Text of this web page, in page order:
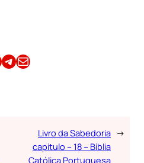
Share this article on TelegramEmail this Article
Livro da Sabedoria
capitulo – 18 – Bíblia
Católica Portuguesa
→